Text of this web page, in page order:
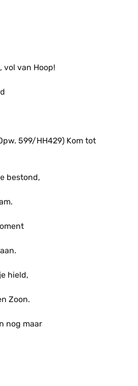
vol van Hoop!
599/HH429) Kom tot
bestond,
hield,
Zoon.
nog maar